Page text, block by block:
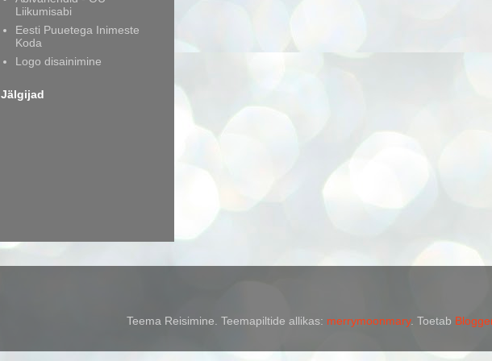
Liikumisabi
Eesti Puuetega Inimeste
Koda
Logo disainimine
Jälgijad
Teema Reisimine. Teemapiltide allikas: merrymoonmary. Toetab